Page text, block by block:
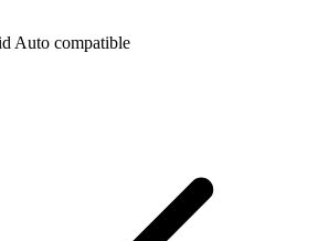
Auto compatible